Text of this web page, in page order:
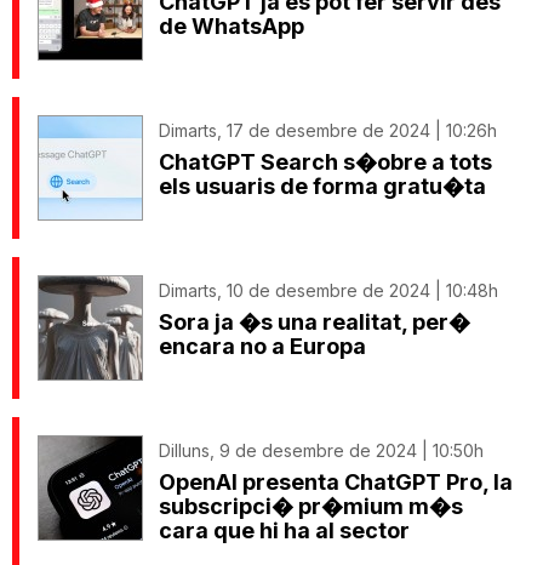
de WhatsApp
Dimarts, 17 de desembre de 2024 | 10:26h
ChatGPT Search s�obre a tots
els usuaris de forma gratu�ta
Dimarts, 10 de desembre de 2024 | 10:48h
Sora ja �s una realitat, per�
encara no a Europa
Dilluns, 9 de desembre de 2024 | 10:50h
OpenAI presenta ChatGPT Pro, la
subscripci� pr�mium m�s
cara que hi ha al sector